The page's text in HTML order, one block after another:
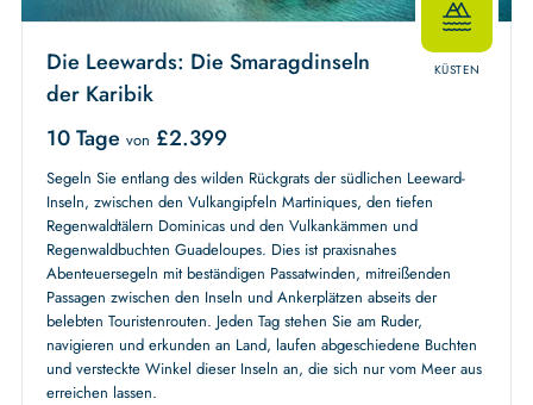
KÜSTEN
Die Leewards: Die Smaragdinseln
der Karibik
10 Tage von £2.399
Segeln Sie entlang des wilden Rückgrats der südlichen Leeward-
Inseln, zwischen den Vulkangipfeln Martiniques, den tiefen
Regenwaldtälern Dominicas und den Vulkankämmen und
Regenwaldbuchten Guadeloupes. Dies ist praxisnahes
Abenteuersegeln mit beständigen Passatwinden, mitreißenden
Passagen zwischen den Inseln und Ankerplätzen abseits der
belebten Touristenrouten. Jeden Tag stehen Sie am Ruder,
navigieren und erkunden an Land, laufen abgeschiedene Buchten
und versteckte Winkel dieser Inseln an, die sich nur vom Meer aus
erreichen lassen.